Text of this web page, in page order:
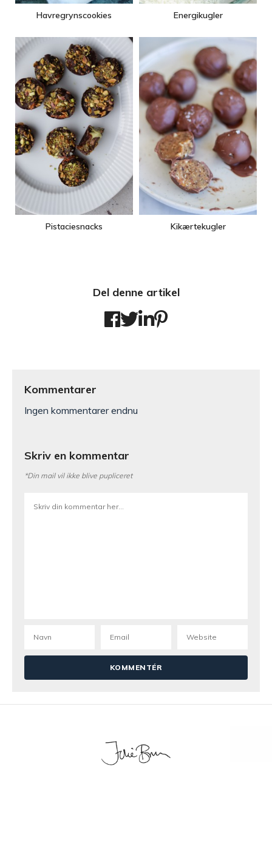
Havregrynscookies Energikugler
Pistaciesnacks Kikærtekugler
Del denne artikel
Kommentarer
Ingen kommentarer endnu
Skriv en kommentar
*Din mail vil ikke blive pupliceret